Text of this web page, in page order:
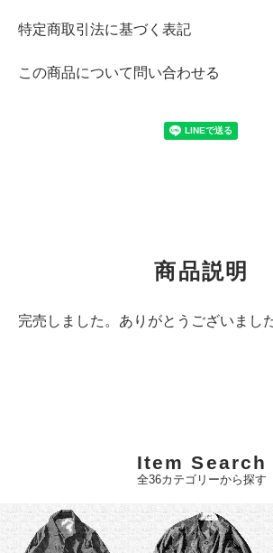
特定商取引法に基づく表記
この商品について問い合わせる
商品説明
完売しました。ありがとうございました
Item Search
全36カテゴリーから探す